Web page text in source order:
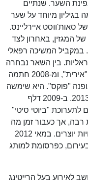
2007 בו הוצגה בפינת השער. שנתיים
בעצמה בגיליון מיוחד על שער
המגזין, והתנוססה על מטוס בואינג 737 של סאות'ווסט איירליינס.
צולמה גם לגיליונות 2008, 2010 ו-2012 של המגזין, באחרון לצד
במקביל המשיכה רפאלי
בין השאר נבחרה
ב-2006 כפרזנטורית של חברת האופנה "אירית", ומ-2008 חתמה
"פוקס". היא שימשה
כפרזנטורית ביחד עם נועם טור עד סוף 2013. ב-2009 דלף
לתערוכת "ביוטי סיטי"
רבה, אך כעבור זמן מה
הוסר מ-YouTube, בנימוק של הפרת זכויות יוצרים. במאי 2012
כפרסומת למותג
לאירוע בעל הרייטינג